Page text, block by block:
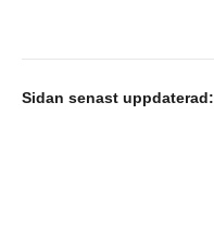
Sidan senast uppdaterad: